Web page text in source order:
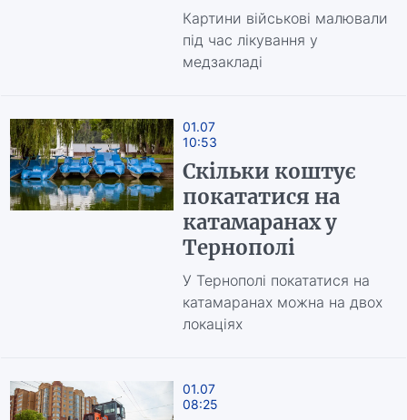
Картини військові малювали
під час лікування у
медзакладі
01.07
10:53
Скільки коштує
покататися на
катамаранах у
Тернополі
У Тернополі покататися на
катамаранах можна на двох
локаціях
01.07
08:25